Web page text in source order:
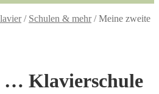
/ Schulen & mehr/Meine zweite
… Klavierschule